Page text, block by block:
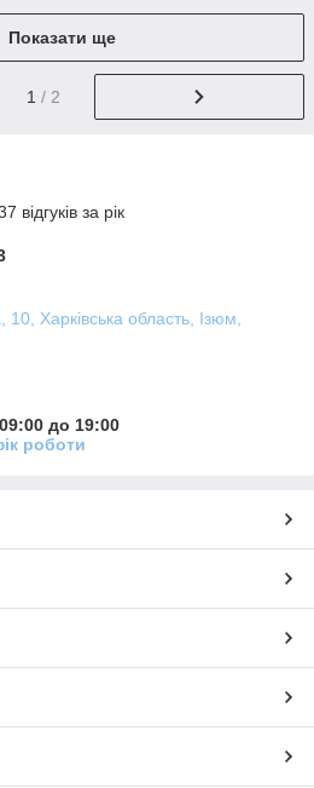
Показати ще
1 / 2
відгуків за рік
Харківська область, Ізюм,
до 19:00
роботи